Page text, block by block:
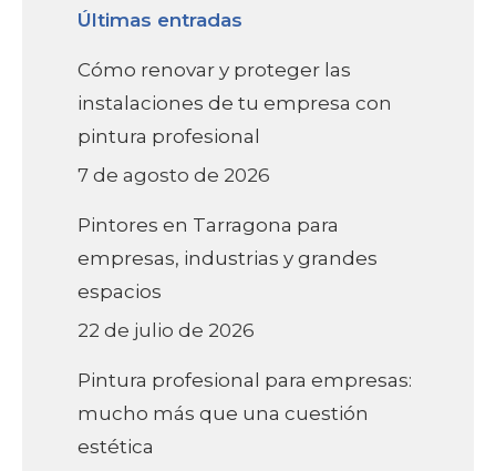
Últimas entradas
Cómo renovar y proteger las
instalaciones de tu empresa con
pintura profesional
7 de agosto de 2026
Pintores en Tarragona para
empresas, industrias y grandes
espacios
22 de julio de 2026
Pintura profesional para empresas:
mucho más que una cuestión
estética